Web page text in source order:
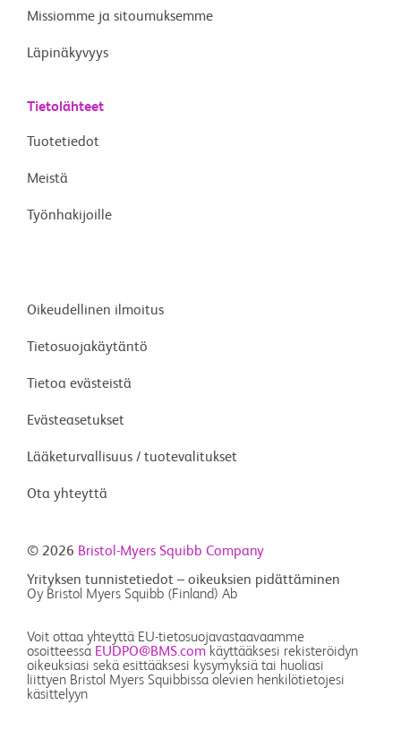
Missiomme ja sitoumuksemme
Läpinäkyvyys
Tietolähteet
Tuotetiedot
Meistä
Työnhakijoille
Oikeudellinen ilmoitus
Tietosuojakäytäntö
Tietoa evästeistä
Evästeasetukset
Lääketurvallisuus / tuotevalitukset
Ota yhteyttä
© 2026 Bristol-Myers Squibb Company
Yrityksen tunnistetiedot – oikeuksien pidättäminen
Oy Bristol Myers Squibb (Finland) Ab
Voit ottaa yhteyttä EU-tietosuojavastaavaamme
osoitteessa EUDPO@BMS.com käyttääksesi rekisteröidyn
oikeuksiasi sekä esittääksesi kysymyksiä tai huoliasi
liittyen Bristol Myers Squibbissa olevien henkilötietojesi
käsittelyyn